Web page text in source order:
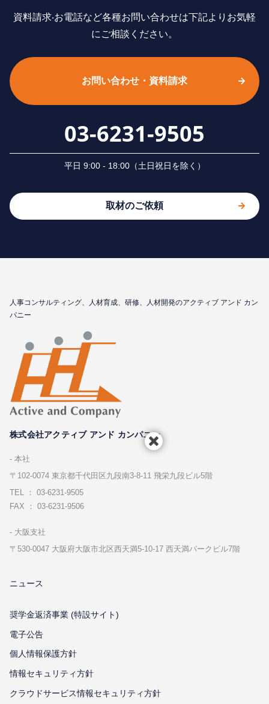
資料請求‧お電話など各種お問い合わせは下記よりお気軽
にご相談ください。
お問い合わせ・資料請求
03-6231-9505
平⽇ 9:00 - 18:00（⼟⽇祝⽇を除く）
取材のご依頼
⼈事コンサルティング、⼈材育成、研修、⼈材開発のアクティブ アンド カン
パニー
株式会社アクティブ アンド カンパニー
本社
〒102-0074 東京都千代⽥区九段南3-8-11 飛栄九段ビル5階
TEL ： 03-6231-9505
FAX ： 03-6231-9506
⼤阪⽀社
〒530-0047 ⼤阪府⼤阪市北区⻄天満5-10-17 ⻄天満パークビル7階
ニュース
奨学金返済事業 (特設サイト)
電子公告
個⼈情報保護⽅針
情報セキュリティ⽅針
クラウドサービス情報セキュリティ方針